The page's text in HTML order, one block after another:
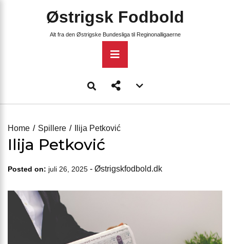
Østrigsk Fodbold
Alt fra den Østrigske Bundesliga til Reginonalligaerne
Primary
Menu
menu
Home
Spillere Ilija Petković
Ilija Petković
Posted on: juli 26, 2025 - Østrigskfodbold.dk